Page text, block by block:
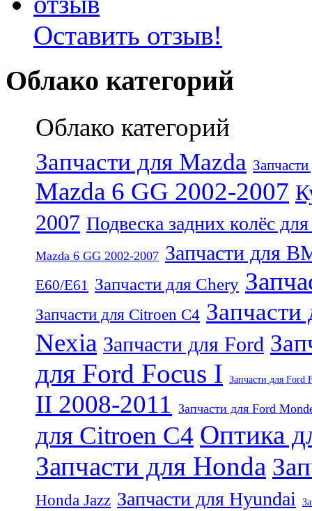
Оставить отзыв!
Облако категорий
Облако категорий
Запчасти для Mazda
Mazda 6 GG 2002-2007
2007 Подвеска задних колёс
Mazda 6 GG 2002-2007 Запчасти для
E60/E61 Запчасти для Chery
Запчасти для Citroen C4 Запчасти
Nexia Запчасти для Ford
для Ford Focus I Запчасти для Ford
II 2008-2011 Запчасти для Ford
для Citroen C4 Оптика
Запчасти для Honda
Honda Jazz Запчасти для Hyundai